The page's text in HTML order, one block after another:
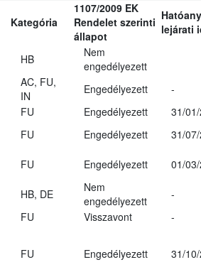
Kategória
1107/2009 EK
Rendelet szerinti
állapot
lejárati
HB
Nem
engedélyezett
AC, FU,
IN
Engedélyezett
-
FU Engedélyezett
31/
FU Engedélyezett
31/
FU Engedélyezett 01/
HB, DE
Nem
engedélyezett
-
FU Visszavont
-
FU Engedélyezett 31/